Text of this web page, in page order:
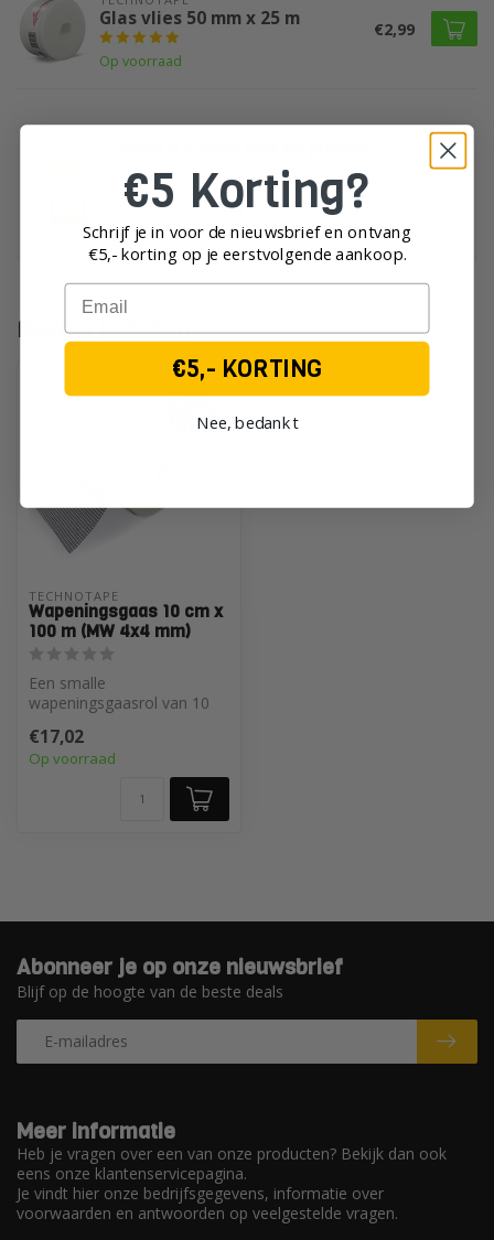
Glas vlies 50 mm x 25 m
Op voorraad
€2,99
Of heeft u hulp nodig bij het plaatsen van uw
order?
Neem dan gerust contact op met onze
klantenservice!
Recent bekeken
TECHNOTAPE
Wapeningsgaas 10 cm x
100 m (MW 4x4 mm)
Een smalle
wapeningsgaasrol van 10
met een maaswijdte va...
€17,02
Op voorraad
Meer informatie
Heb je vragen over een van onze producten? Bekijk dan ook
eens onze klantenservicepagina.
Je vindt hier onze bedrijfsgegevens, informatie over
voorwaarden en antwoorden op veelgestelde vragen.
Abonneer je op onze nieuwsbrief
Blijf op de hoogte van de beste deals
€5 Korting?
Schrijf je in voor de nieuwsbrief en ontvang
€5,- korting op je eerstvolgende aankoop.
Email
€5,- KORTING
Nee, bedankt